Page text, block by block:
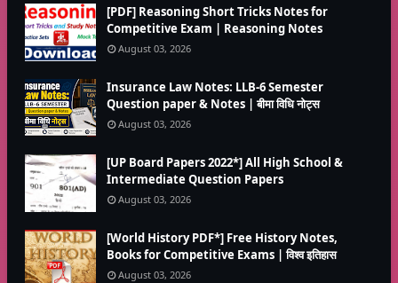
[PDF] Reasoning Short Tricks Notes for
Competitive Exam | Reasoning Notes
August 03, 2026
Insurance Law Notes: LLB-6 Semester
Question paper & Notes | बीमा विधि नोट्स
August 03, 2026
[UP Board Papers 2022*] All High School &
Intermediate Question Papers
August 03, 2026
[World History PDF*] Free History Notes,
Books for Competitive Exams | विश्व इतिहास
August 03, 2026